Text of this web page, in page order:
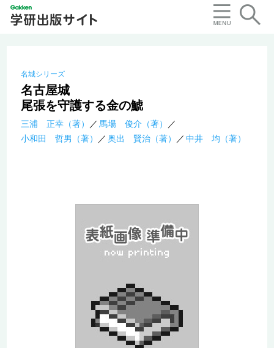
名城シリーズ
名古屋城
尾張を守護する金の鯱
三浦 正幸（著）
馬場 俊介（著）
小和田 哲男（著）
奥出 賢治（著） 中井 均（著）